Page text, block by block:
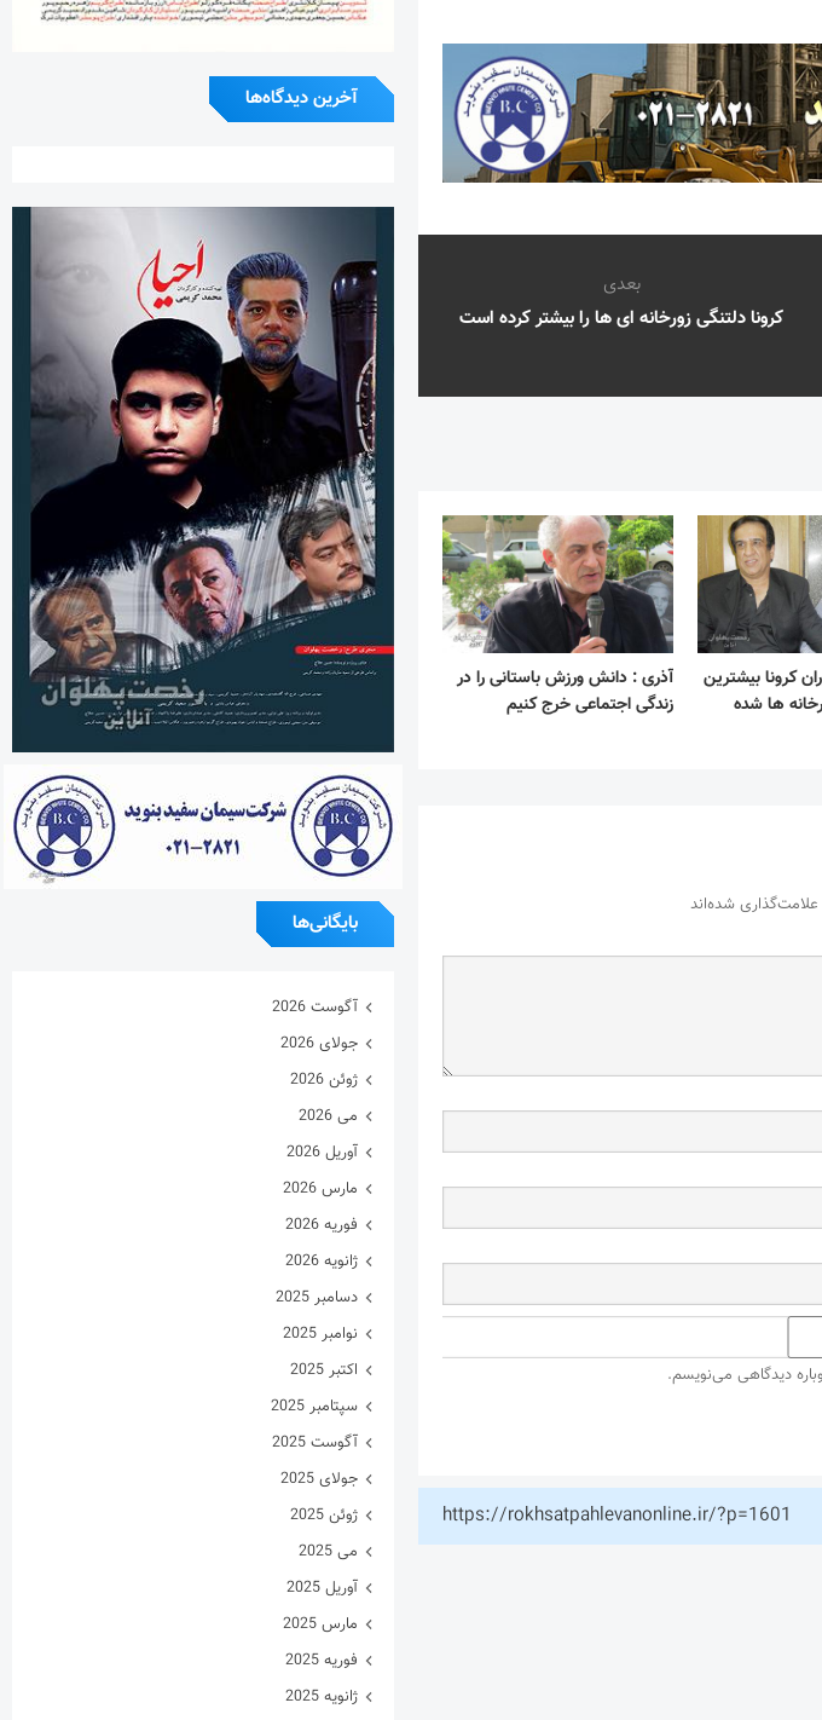
بعدی
کرونا دلتنگی زورخانه ای ها را بیشتر کرده است
کرونا بیشترین
ها شده
آذری : دانش ورزش باستانی را در
زندگی اجتماعی خرج کنیم
شده‌اند
دیدگاهی می‌نویسم.
https://rokhsatpahlevanonline.ir/?p=1601
آخرین دیدگاه‌ها
بایگانی‌ها
آگوست 2026
جولای 2026
ژوئن 2026
می 2026
آوریل 2026
مارس 2026
فوریه 2026
ژانویه 2026
دسامبر 2025
نوامبر 2025
اکتبر 2025
سپتامبر 2025
آگوست 2025
جولای 2025
ژوئن 2025
می 2025
آوریل 2025
مارس 2025
فوریه 2025
ژانویه 2025